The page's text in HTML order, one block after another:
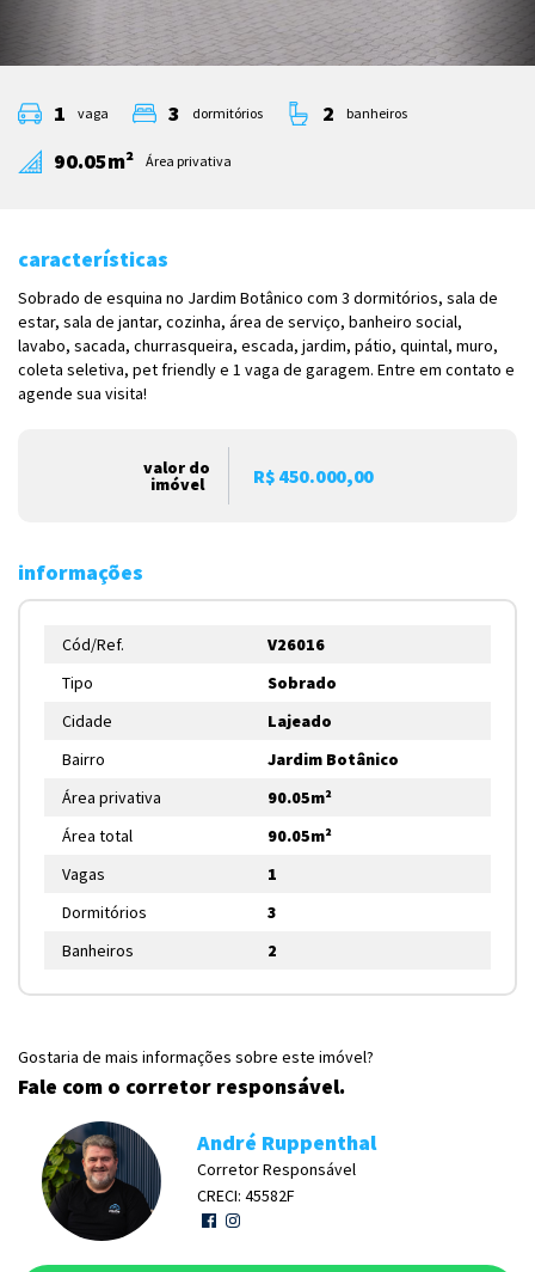
1 vaga 3 dormitórios 2 banheiros
90.05m² Área privativa
características
Sobrado de esquina no Jardim Botânico com 3 dormitórios, sala de
estar, sala de jantar, cozinha, área de serviço, banheiro social,
lavabo, sacada, churrasqueira, escada, jardim, pátio, quintal, muro,
coleta seletiva, pet friendly e 1 vaga de garagem. Entre em contato e
agende sua visita!
valor do
imóvel R$ 450.000,00
informações
Cód/Ref.
V26016
Tipo
Sobrado
Cidade
Lajeado
Bairro
Jardim Botânico
Área privativa
90.05m²
Área total
90.05m²
Vagas
1
Dormitórios
3
Banheiros
2
Gostaria de mais informações sobre este imóvel?
Fale com o corretor responsável.
André Ruppenthal
Corretor Responsável
CRECI: 45582F